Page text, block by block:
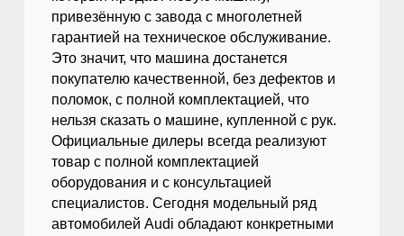
привезённую с завода с многолетней
гарантией на техническое обслуживание.
Это значит, что машина достанется
покупателю качественной, без дефектов и
поломок, с полной комплектацией, что
нельзя сказать о машине, купленной с рук.
Официальные дилеры всегда реализуют
товар с полной комплектацией
оборудования и с консультацией
специалистов. Сегодня модельный ряд
автомобилей Audi обладают конкретными